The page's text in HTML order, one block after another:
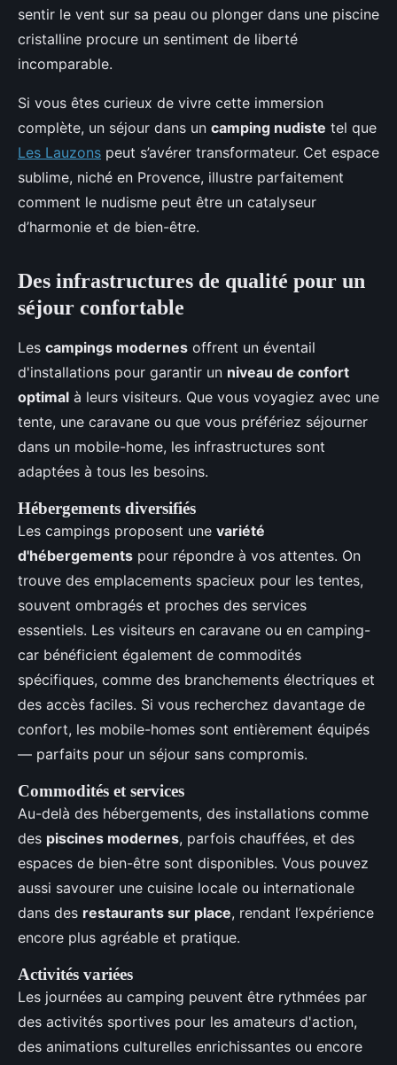
sentir le vent sur sa peau ou plonger dans une piscine
cristalline procure un sentiment de liberté
incomparable.
Si vous êtes curieux de vivre cette immersion
complète, un séjour dans un camping nudiste tel que
Les Lauzons peut s’avérer transformateur. Cet espace
sublime, niché en Provence, illustre parfaitement
comment le nudisme peut être un catalyseur
d’harmonie et de bien-être.
Des infrastructures de qualité pour un
séjour confortable
Les campings modernes offrent un éventail
d'installations pour garantir un niveau de confort
optimal à leurs visiteurs. Que vous voyagiez avec une
tente, une caravane ou que vous préfériez séjourner
dans un mobile-home, les infrastructures sont
adaptées à tous les besoins.
Hébergements diversifiés
Les campings proposent une variété
d'hébergements pour répondre à vos attentes. On
trouve des emplacements spacieux pour les tentes,
souvent ombragés et proches des services
essentiels. Les visiteurs en caravane ou en camping-
car bénéficient également de commodités
spécifiques, comme des branchements électriques et
des accès faciles. Si vous recherchez davantage de
confort, les mobile-homes sont entièrement équipés
— parfaits pour un séjour sans compromis.
Commodités et services
Au-delà des hébergements, des installations comme
des piscines modernes, parfois chauffées, et des
espaces de bien-être sont disponibles. Vous pouvez
aussi savourer une cuisine locale ou internationale
dans des restaurants sur place, rendant l’expérience
encore plus agréable et pratique.
Activités variées
Les journées au camping peuvent être rythmées par
des activités sportives pour les amateurs d'action,
des animations culturelles enrichissantes ou encore